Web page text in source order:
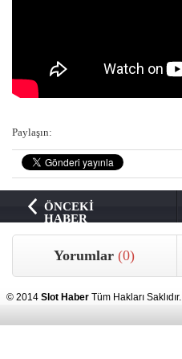
Paylaşın:
ÖNCEKİ
HABER
Yorumlar(0)
© 2014 Slot Haber Tüm Hakları Saklıdır.